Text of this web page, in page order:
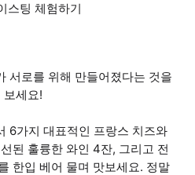
스팅 체험하기
서로를 위해 만들어졌다는 것을
보세요!
6가지 대표적인 프랑스 치즈와
된 훌륭한 와인 4잔, 그리고 전
한입 베어 물며 맛보세요. 정말